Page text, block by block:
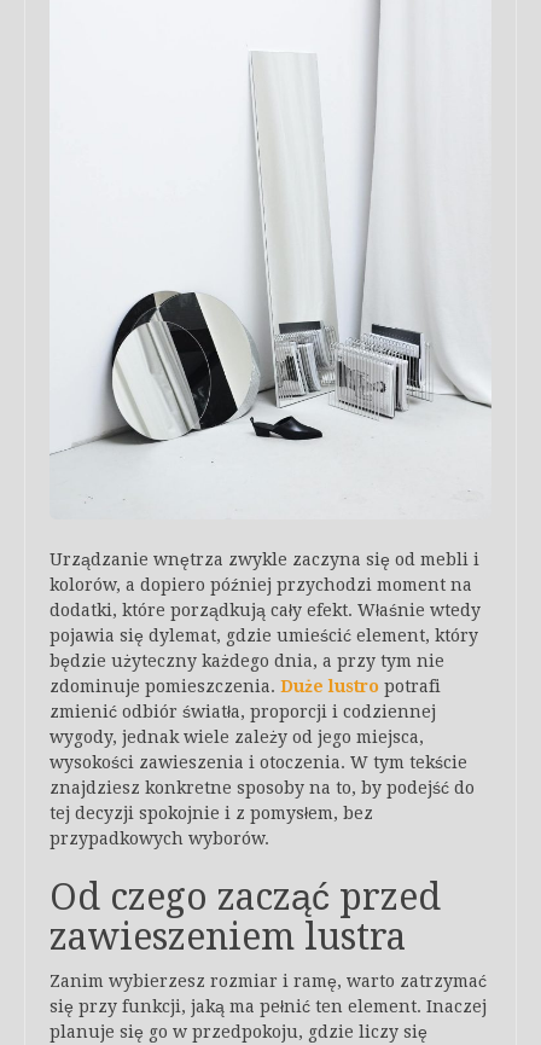
Urządzanie wnętrza zwykle zaczyna się od mebli i
kolorów, a dopiero później przychodzi moment na
dodatki, które porządkują cały efekt. Właśnie wtedy
pojawia się dylemat, gdzie umieścić element, który
będzie użyteczny każdego dnia, a przy tym nie
zdominuje pomieszczenia. Duże lustro potrafi
zmienić odbiór światła, proporcji i codziennej
wygody, jednak wiele zależy od jego miejsca,
wysokości zawieszenia i otoczenia. W tym tekście
znajdziesz konkretne sposoby na to, by podejść do
tej decyzji spokojnie i z pomysłem, bez
przypadkowych wyborów.
Od czego zacząć przed
zawieszeniem lustra
Zanim wybierzesz rozmiar i ramę, warto zatrzymać
się przy funkcji, jaką ma pełnić ten element. Inaczej
planuje się go w przedpokoju, gdzie liczy się